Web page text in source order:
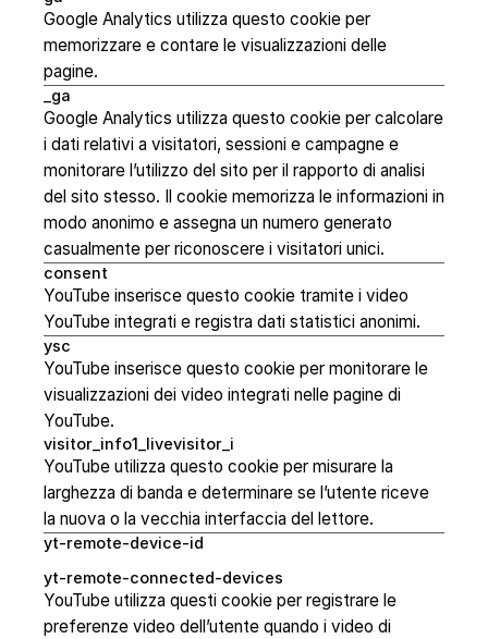
Google Analytics utilizza questo cookie per
memorizzare e contare le visualizzazioni delle
pagine.
_ga
Google Analytics utilizza questo cookie per calcolare
i dati relativi a visitatori, sessioni e campagne e
monitorare l’utilizzo del sito per il rapporto di analisi
del sito stesso. Il cookie memorizza le informazioni in
modo anonimo e assegna un numero generato
casualmente per riconoscere i visitatori unici.
consent
YouTube inserisce questo cookie tramite i video
YouTube integrati e registra dati statistici anonimi.
ysc
YouTube inserisce questo cookie per monitorare le
visualizzazioni dei video integrati nelle pagine di
YouTube.
visitor_info1_livevisitor_i
YouTube utilizza questo cookie per misurare la
larghezza di banda e determinare se l’utente riceve
la nuova o la vecchia interfaccia del lettore.
yt-remote-device-id
yt-remote-connected-devices
YouTube utilizza questi cookie per registrare le
preferenze video dell’utente quando i video di